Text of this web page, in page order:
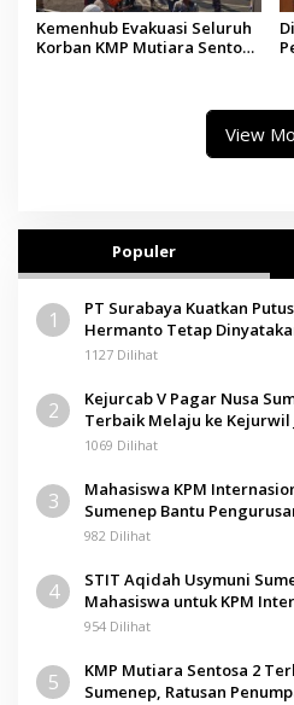
Kemenhub Evakuasi Seluruh
Korban KMP Mutiara Sentosa
View
Populer
1
PT Surabaya Kuatkan
Hermanto Tetap
Pamolokan
1127 Dilihat
2
Kejurcab V Pagar Nusa
Terbaik Melaju ke Kejurwil
1069 Dilihat
3
Mahasiswa KPM
Sumenep Bantu
982 Dilihat
4
STIT Aqidah Usymuni
Mahasiswa untuk KPM
954 Dilihat
5
KMP Mutiara Sentosa 2
Sumenep, Ratusan